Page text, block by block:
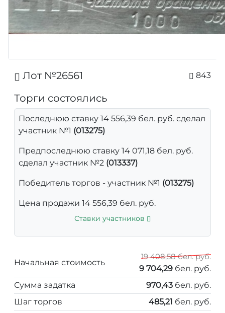
Лот №26561 843
Торги состоялись
Последнюю ставку 14 556,39 бел. руб. сделал
участник №1 (013275)
Предпоследнюю ставку 14 071,18 бел. руб.
сделал участник №2 (013337)
Победитель торгов - участник №1 (013275)
Цена продажи 14 556,39 бел. руб.
Ставки участников
Начальная стоимость
19 408,58 бел. руб.
9 704,29 бел. руб.
Сумма задатка
970,43 бел. руб.
Шаг торгов
485,21 бел. руб.